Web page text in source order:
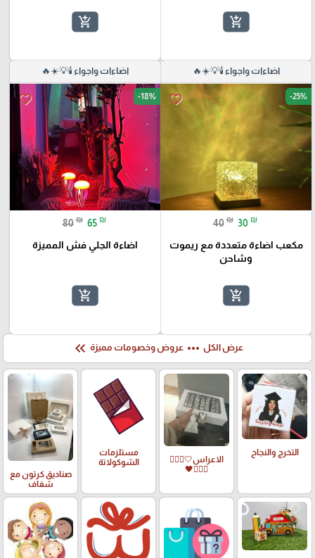
add_shopping_cart
add_shopping_cart
اضاءات واجواء 🕯️💡☀️🔥
favorite_border -25%
40 ₪ 30 ₪
مكعب اضاءة متعددة مع ريموت
وشاحن
add_shopping_cart
اضاءات واجواء 🕯️💡☀️🔥
favorite_border -18%
80 ₪ 65 ₪
اضاءة الجلي فش المميزة
add_shopping_cart
عرض الكل more_horiz عروض وخصومات مميزة keyboard_double_arrow_left
التخرج والنجاح
الاعراس🤍🤵🏻‍♀️
👰🏻‍♀️🖤
مستلزمات
الشوكولاتة
صناديق كرتون مع
شفاف